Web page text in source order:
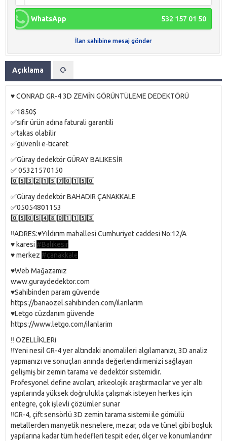
WhatsApp 532 157 01 50
İlan sahibine mesaj gönder
Açıklama
♥️ CONRAD GR-4 3D ZEMİN GÖRÜNTÜLEME DEDEKTÖRÜ
✅1850$
✅sıfır ürün adına faturali garantili
✅takas olabilir
✅güvenli e-ticaret
✅Güray dedektör GÜRAY BALIKESİR
✅ 05321570150
0️⃣5️⃣3️⃣2️⃣1️⃣5️⃣7️⃣0️⃣1️⃣5️⃣0️⃣
✅Güray dedektör BAHADIR ÇANAKKALE
✅05054801153
0️⃣5️⃣0️⃣5️⃣4️⃣8️⃣0️⃣1️⃣1️⃣5️⃣3️⃣
‼️ADRES:♥️Yıldırım mahallesi Cumhuriyet caddesi No:12/A
♥️ karesi #Balıkesir
♥️ merkez #çanakkale
♥️Web Mağazamız
www.guraydedektor.com
♥️Sahibinden param güvende
https://banaozel.sahibinden.com/ilanlarim
♥️Letgo cüzdanım güvende
https://www.letgo.com/ilanlarim
‼️ ÖZELLİKLERi
‼️Yeni nesil GR-4 yer altındaki anomalileri algılamanızı, 3D analiz
yapmanızı ve sonuçları anında değerlendirmenizi sağlayan
gelişmiş bir zemin tarama ve dedektör sistemidir.
Profesyonel define avcıları, arkeolojik araştırmacılar ve yer altı
yapılarında yüksek doğrulukla çalışmak isteyen herkes için
entegre, çok işlevli çözümler sunar
‼️GR-4, çift sensörlü 3D zemin tarama sistemi ile gömülü
metallerden manyetik nesnelere, mezar, oda ve tünel gibi boşluk
yapılarına kadar tüm hedefleri tespit eder, ölçer ve konumlandırır